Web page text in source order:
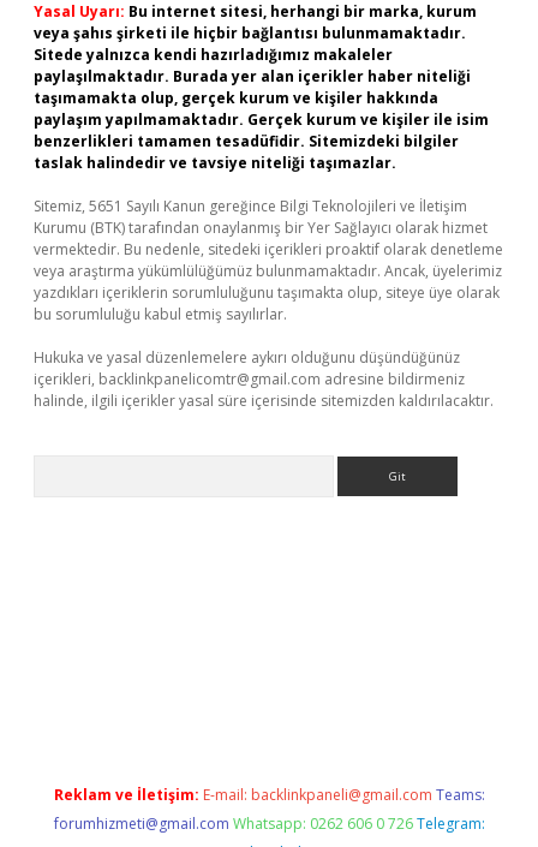
Yasal Uyarı: Bu internet sitesi, herhangi bir marka, kurum
veya şahıs şirketi ile hiçbir bağlantısı bulunmamaktadır.
Sitede yalnızca kendi hazırladığımız makaleler
paylaşılmaktadır. Burada yer alan içerikler haber niteliği
taşımamakta olup, gerçek kurum ve kişiler hakkında
paylaşım yapılmamaktadır. Gerçek kurum ve kişiler ile isim
benzerlikleri tamamen tesadüfidir. Sitemizdeki bilgiler
taslak halindedir ve tavsiye niteliği taşımazlar.
Sitemiz, 5651 Sayılı Kanun gereğince Bilgi Teknolojileri ve İletişim
Kurumu (BTK) tarafından onaylanmış bir Yer Sağlayıcı olarak hizmet
vermektedir. Bu nedenle, sitedeki içerikleri proaktif olarak denetleme
veya araştırma yükümlülüğümüz bulunmamaktadır. Ancak, üyelerimiz
yazdıkları içeriklerin sorumluluğunu taşımakta olup, siteye üye olarak
bu sorumluluğu kabul etmiş sayılırlar.
Hukuka ve yasal düzenlemelere aykırı olduğunu düşündüğünüz
içerikleri, backlinkpanelicomtr@gmail.com adresine bildirmeniz
halinde, ilgili içerikler yasal süre içerisinde sitemizden kaldırılacaktır.
Reklam ve İletişim: E-mail: backlinkpaneli@gmail.com Teams:
forumhizmeti@gmail.com Whatsapp: 0262 606 0 726 Telegram: